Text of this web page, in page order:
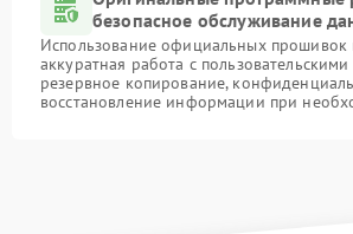
безопасное обслуживание
Использование официальных прошивок
аккуратная работа с
резервное копирование,
восстановление информации при